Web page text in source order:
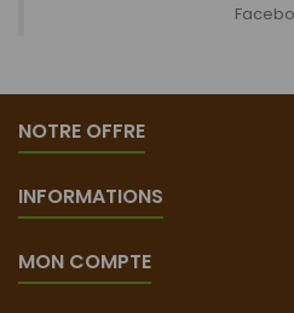
NOTRE OFFRE
INFORMATIONS
MON COMPTE